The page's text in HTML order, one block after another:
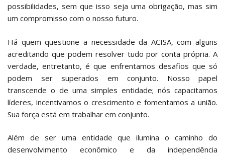
possibilidades, sem que isso seja uma obrigação, mas sim
um compromisso com o nosso futuro.
Há quem questione a necessidade da ACISA, com alguns
acreditando que podem resolver tudo por conta própria. A
verdade, entretanto, é que enfrentamos desafios que só
podem ser superados em conjunto. Nosso papel
transcende o de uma simples entidade; nós capacitamos
líderes, incentivamos o crescimento e fomentamos a união.
Sua força está em trabalhar em conjunto.
Além de ser uma entidade que ilumina o caminho do
desenvolvimento econômico e da independência